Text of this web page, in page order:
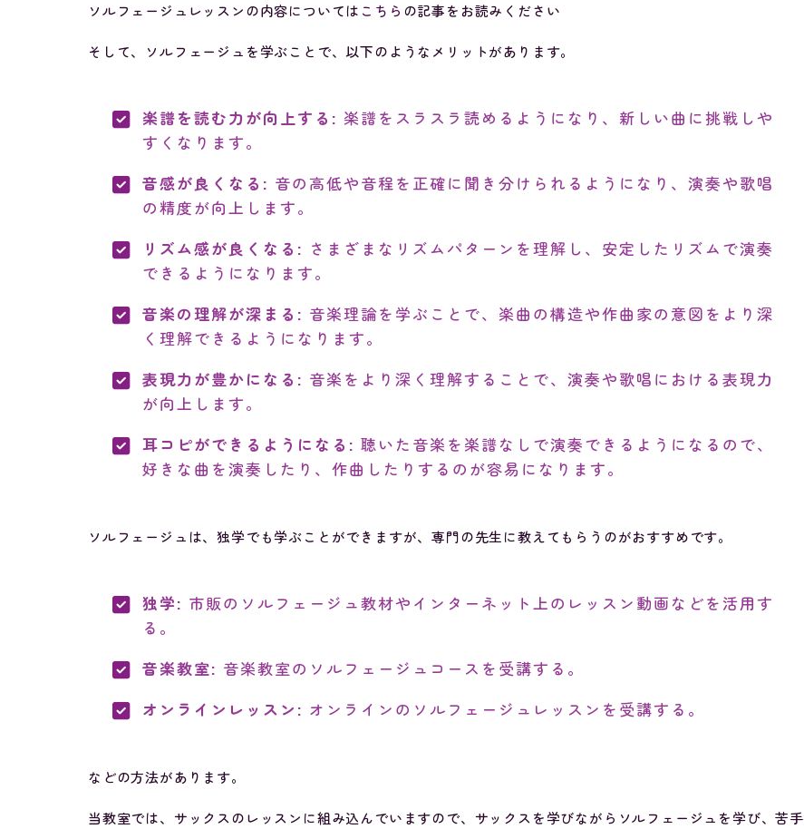
ソルフェージュレッスンの内容については こちら の記事をお読みください
そして、ソルフェージュを学ぶことで、以下のようなメリットがあります。
楽譜を読む力が向上する: 楽譜をスラスラ読めるようになり、新しい曲に挑戦しや
すくなります。
音感が良くなる: 音の高低や音程を正確に聞き分けられるようになり、演奏や歌唱
の精度が向上します。
リズム感が良くなる: さまざまなリズムパターンを理解し、安定したリズムで演奏
できるようになります。
音楽の理解が深まる: 音楽理論を学ぶことで、楽曲の構造や作曲家の意図をより深
く理解できるようになります。
表現力が豊かになる: 音楽をより深く理解することで、演奏や歌唱における表現力
が向上します。
耳コピができるようになる: 聴いた音楽を楽譜なしで演奏できるようになるので、
好きな曲を演奏したり、作曲したりするのが容易になります。
ソルフェージュは、独学でも学ぶことができますが、専門の先生に教えてもらうのがおすすめです。
独学: 市販のソルフェージュ教材やインターネット上のレッスン動画などを活用す
る。
音楽教室: 音楽教室のソルフェージュコースを受講する。
オンラインレッスン: オンラインのソルフェージュレッスンを受講する。
などの方法があります。
当教室では、サックスのレッスンに組み込んでいますので、サックスを学びながらソルフェージュを学び、苦手